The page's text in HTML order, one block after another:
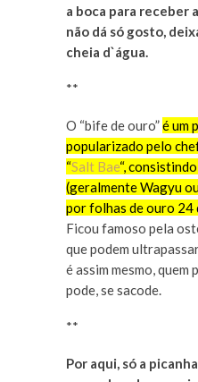
a boca para receber
não dá só gosto,
cheia d`água.
**
O “bife de ouro”é um
popularizado pelo
“Salt Bae“,
(geralmente Wagyu
por folhas de ouro 24
Ficou famoso pela
que podem
é assim mesmo, quem
pode, se sacode.
**
Por aqui, só a